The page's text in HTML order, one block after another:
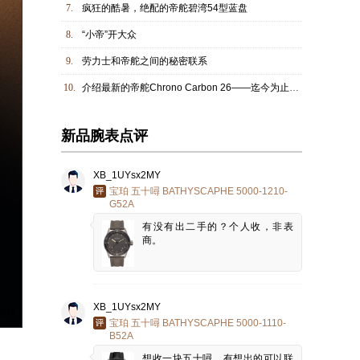
7. 疯狂的酷暑，绝配的帝舵碧湾54型蓝盘
8. “小帝”开大众
9. 劳力士和帝舵之间的秘密联系
10. 介绍最新的帝舵Chrono Carbon 26——迄今为止最好的一款
新品腕表点评
XB_1UYsx2MY
宝珀 五十噚 BATHYSCAPHE 5000-1210-
G52A
有没有出二手的？个人收，非表
商。
XB_1UYsx2MY
宝珀 五十噚 BATHYSCAPHE 5000-1110-
B52A